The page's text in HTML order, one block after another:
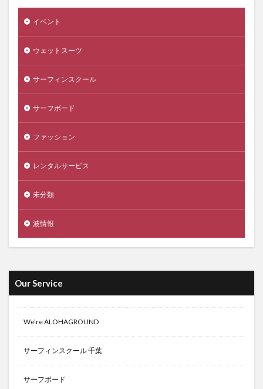
イベント
ウェットスーツ
サーフィンスクール
サーフボード
ファッション
レンタルサービス
未分類
波情報
Our Service
We’re ALOHAGROUND
サーフィンスクール 千葉
サーフボード